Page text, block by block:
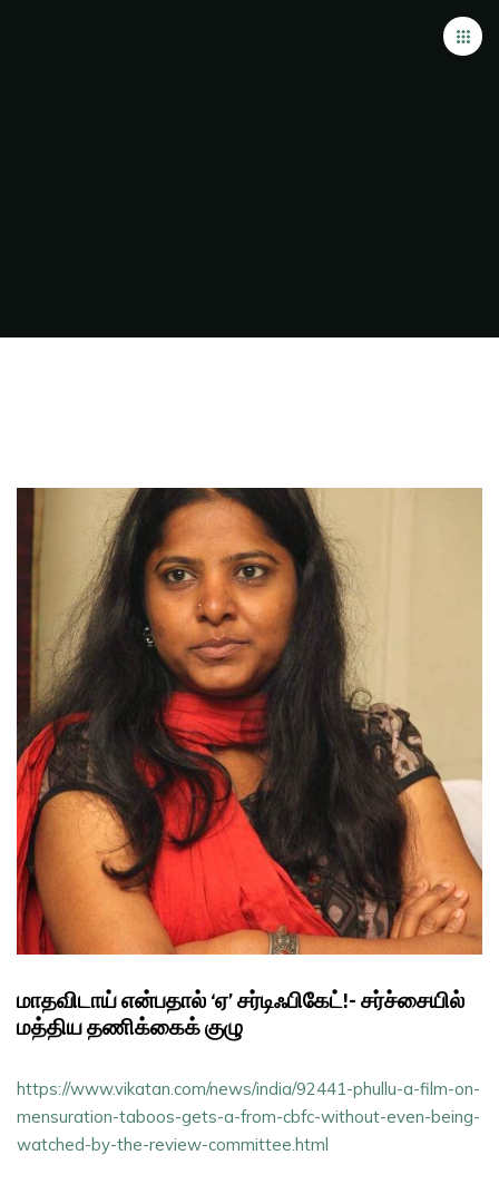
DEMAND
மாதவிடாய் என்பதால் ‘ஏ’ சர்டிஃபிகேட்!- சர்ச்சையில்
மத்திய தணிக்கைக் குழு
https://www.vikatan.com/news/india/92441-phullu-a-film-on-
mensuration-taboos-gets-a-from-cbfc-without-even-being-
watched-by-the-review-committee.html